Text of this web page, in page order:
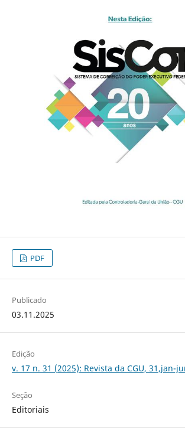
PDF
Publicado
03.11.2025
Edição
v. 17 n. 31 (2025): Revista da CGU, 31,jan-
Seção
Editoriais